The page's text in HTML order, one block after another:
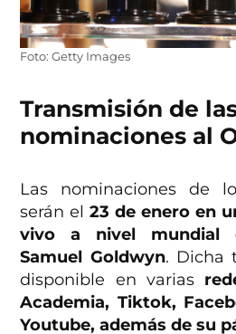
Foto: Getty Images
Transmisión de
nominaciones al
Las nominaciones de
serán el 23 de enero en
vivo a nivel mundial
Samuel Goldwyn. Dicha
disponible en varias
Academia, Tiktok,
Youtube, además de su